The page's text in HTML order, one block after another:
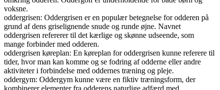
voksne.
oddergrisen: Oddergrisen er en populær betegnelse for odderen på
grund af dens griselignende snude og runde øjne. Navnet
oddergrisen refererer til det kærlige og skønne udseende, som
mange forbinder med odderen.
oddergrisen køreplan: En køreplan for oddergrisen kunne referere til
tider, hvor man kan komme og se fodring af odderne eller andre
aktiviteter i forbindelse med oddernes træning og pleje.
oddergym: Oddergym kunne være en fiktiv træningsform, der
kombinerer elementer fra odderens naturlige adfærd med